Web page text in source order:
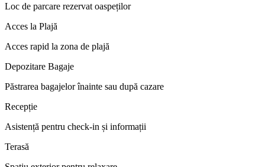
Loc de parcare rezervat oaspeților
Acces la Plajă
Acces rapid la zona de plajă
Depozitare Bagaje
Păstrarea bagajelor înainte sau după cazare
Recepție
Asistență pentru check-in și informații
Terasă